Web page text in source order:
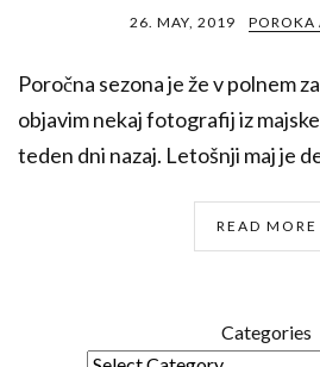
26. MAY, 2019 POROKA
Poročna sezona je že v polnem
objavim nekaj fotografij iz
teden dni nazaj. Letošnji maj je
READ MORE
Categories